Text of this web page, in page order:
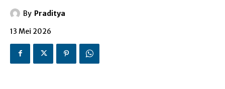
By Praditya
13 Mei 2026